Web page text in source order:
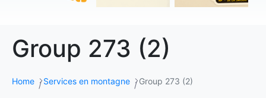
Group 273 (2)
Home Services en montagne Group 273 (2)